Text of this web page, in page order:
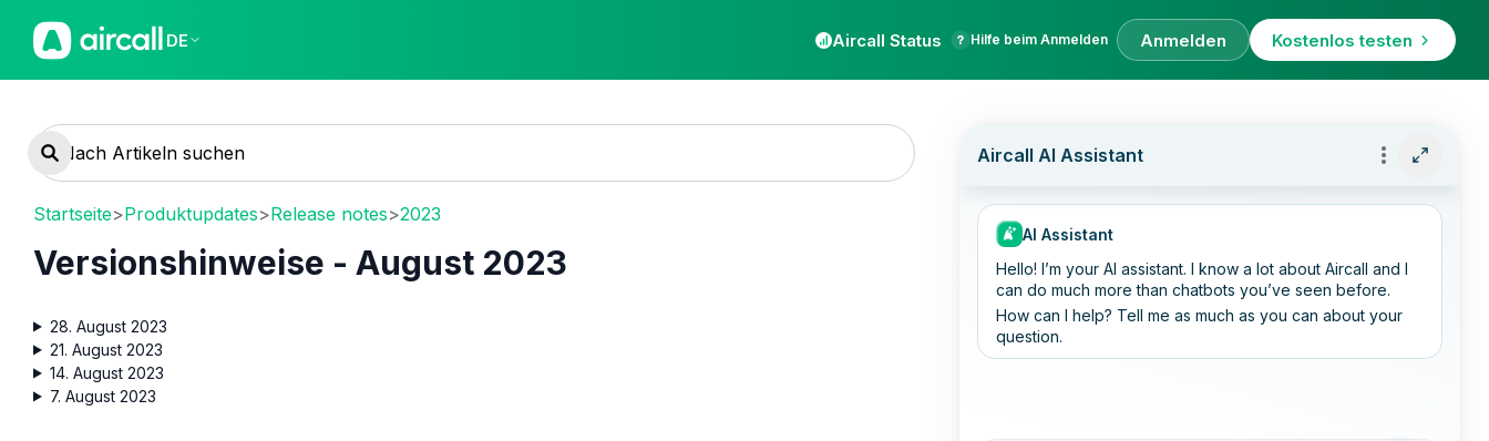
DE Aircall Status Hilfe beim Anmelden Anmelden Kostenlos testen
Startseite>Produktupdates>Release notes>2023
Versionshinweise - August 2023
28. August 2023
21. August 2023
14. August 2023
7. August 2023